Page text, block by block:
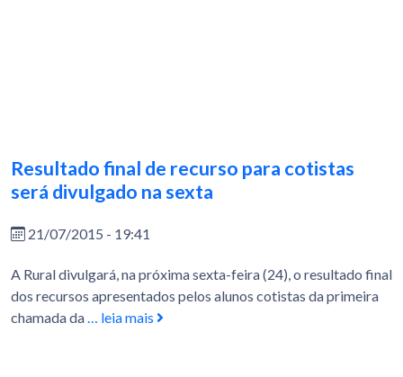
Resultado final de recurso para cotistas
será divulgado na sexta
21/07/2015 - 19:41
A Rural divulgará, na próxima sexta-feira (24), o resultado final
dos recursos apresentados pelos alunos cotistas da primeira
chamada da… leia mais